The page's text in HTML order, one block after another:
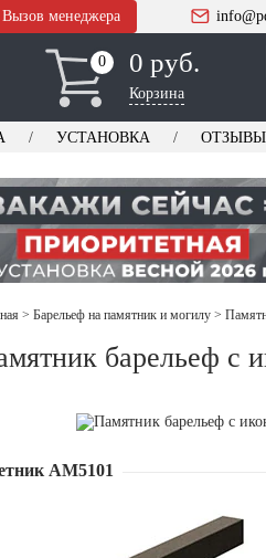
Вызов менеджера
0
0 0 руб.
Корзина
УСТАНОВКА ОТЗЫВЫ
> Барельеф на памятник и могилу >
барельеф с
АМ5101